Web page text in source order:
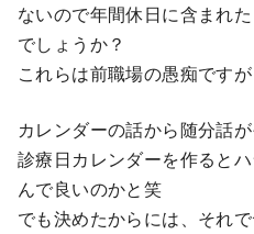
ないので年間休日に含まれ
でしょうか？
これらは前職場の愚痴ですが
カレンダーの話から随分話が
診療日カレンダーを作ると
んで良いのかと笑
でも決めたからには、それ